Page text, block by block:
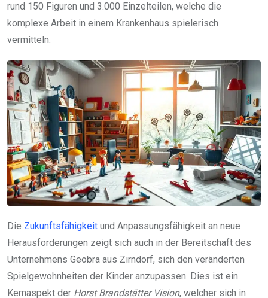
rund 150 Figuren und 3.000 Einzelteilen, welche die
komplexe Arbeit in einem Krankenhaus spielerisch
vermitteln.
Die Zukunftsfähigkeit und Anpassungsfähigkeit an neue
Herausforderungen zeigt sich auch in der Bereitschaft des
Unternehmens Geobra aus Zirndorf, sich den veränderten
Spielgewohnheiten der Kinder anzupassen. Dies ist ein
Kernaspekt der Horst Brandstätter Vision, welcher sich in